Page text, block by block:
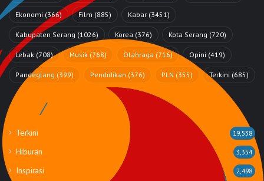
Ekonomi (366) Film (885) Kabar (3451)
Kabupaten Serang (1026) Korea (376) Kota Serang (720)
Lebak (708) Musik (768) Olahraga (716) Opini (419)
Pandeglang (399) Pendidikan (376) PLN (355) Terkini (685)
Rubrik
Terkini 19,538
Hiburan 3,354
Inspirasi 2,498